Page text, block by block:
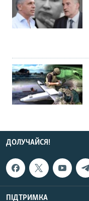
ДОЛУЧАЙСЯ!
ПІДТРИМКА